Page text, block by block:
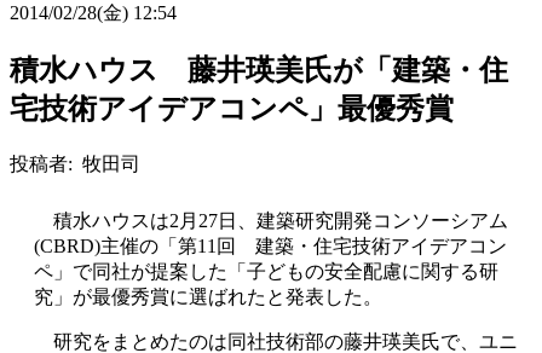
2014/02/28(金) 12:54
積水ハウス 藤井瑛美氏が「建築・住
宅技術アイデアコンペ」最優秀賞
投稿者: 牧田司
積水ハウスは2月27日、建築研究開発コンソーシアム
(CBRD)主催の「第11回 建築・住宅技術アイデアコン
ペ」で同社が提案した「子どもの安全配慮に関する研
究」が最優秀賞に選ばれたと発表した。
研究をまとめたのは同社技術部の藤井瑛美氏で、ユニ